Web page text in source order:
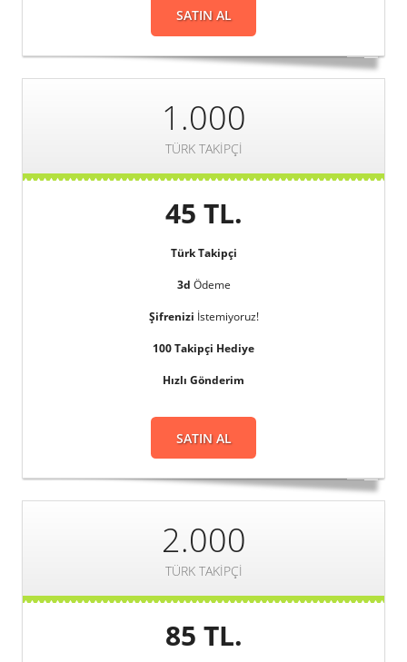
SATIN AL
1.000
TÜRK TAKIPÇI
45 TL.
Türk Takipçi
3d Ödeme
Şifrenizi İstemiyoruz!
100 Takipçi Hediye
Hızlı Gönderim
SATIN AL
2.000
TÜRK TAKIPÇI
85 TL.